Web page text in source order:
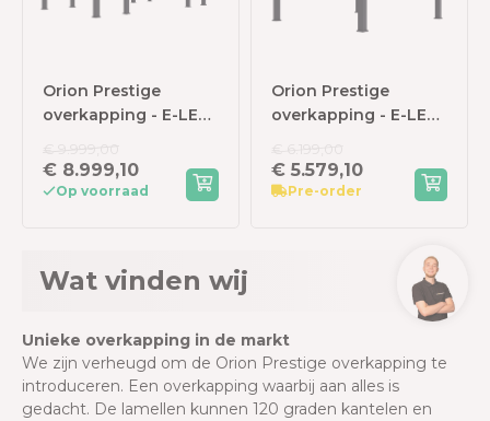
Orion Prestige
overkapping - E-LED
lamellendak en LED
verlichting - 360x657
€ 8.999,10
Op voorraad
Orion Prestige
overkapping - E-LED
lamellendak en LED
verlichting - 360x400
€ 5.579,10
Pre-order
Wat vinden wij
Unieke overkapping in de markt
We zijn verheugd om de Orion Prestige overkapping te
introduceren. Een overkapping waarbij aan alles is
gedacht. De lamellen kunnen 120 graden kantelen en